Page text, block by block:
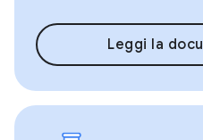
Leggi la